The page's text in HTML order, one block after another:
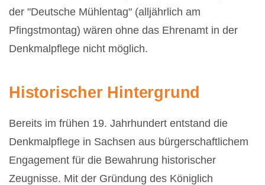
der "Deutsche Mühlentag" (alljährlich am
Pfingstmontag) wären ohne das Ehrenamt in der
Denkmalpflege nicht möglich.
Historischer Hintergrund
Bereits im frühen 19. Jahrhundert entstand die
Denkmalpflege in Sachsen aus bürgerschaftlichem
Engagement für die Bewahrung historischer
Zeugnisse. Mit der Gründung des Königlich